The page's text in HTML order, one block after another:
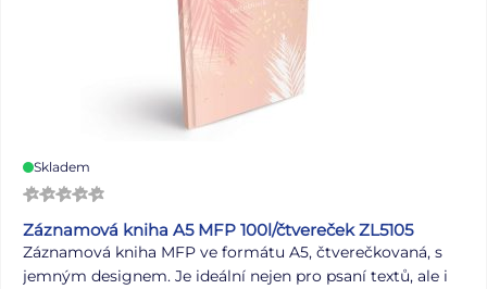
Skladem
Záznamová kniha A5 MFP 100l/čtvereček ZL5105
Záznamová kniha MFP ve formátu A5, čtverečkovaná, s
jemným designem. Je ideální nejen pro psaní textů, ale i